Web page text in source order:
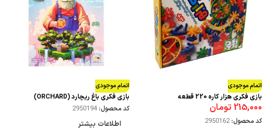
اتمام موجودی
بازی فکری هزار کاره 220 قطعه
215,000تومان
کد محصول:2950162
اتمام موجودی
بازی فکری باغ ریچارد (ORCHARD)
کد محصول:2950194
اطلاعات بیشتر